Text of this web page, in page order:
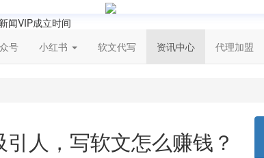
号 小红书 软文代写 资讯中心 代理加盟
引人，写软文怎么赚钱？